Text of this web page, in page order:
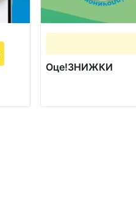
Оце!ЗНИЖКИ